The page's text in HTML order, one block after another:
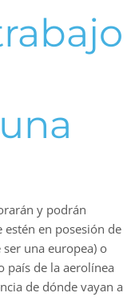
y podrán
en posesión de
una europea) o
país de la aerolínea
de dónde vayan a